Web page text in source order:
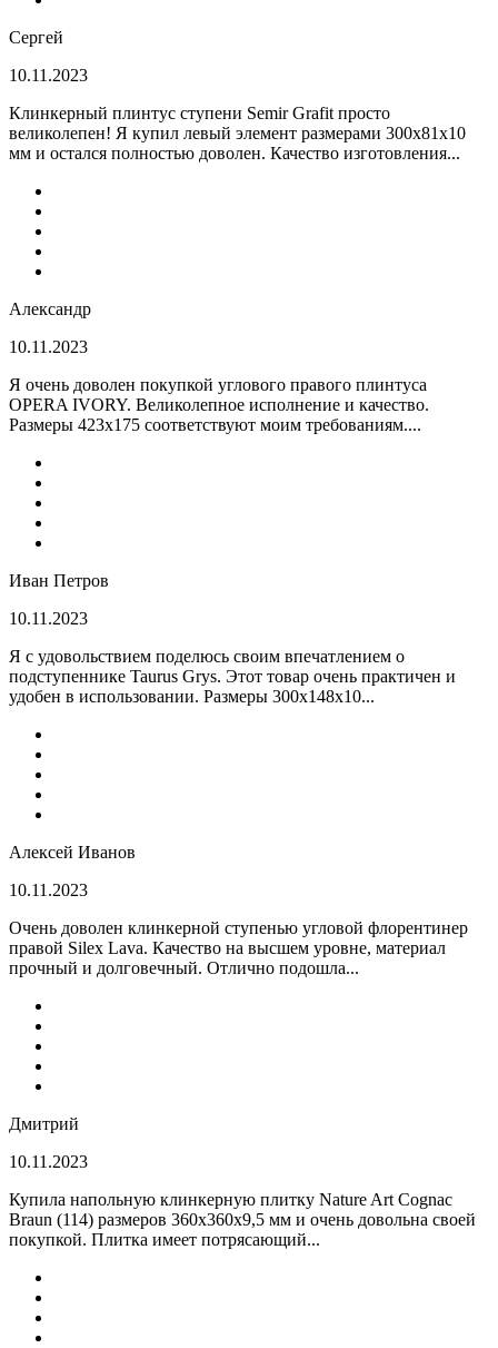
Сергей
10.11.2023
Клинкерный плинтус ступени Semir Grafit просто
великолепен! Я купил левый элемент размерами 300х81х10
мм и остался полностью доволен. Качество изготовления...
Александр
10.11.2023
Я очень доволен покупкой углового правого плинтуса
OPERA IVORY. Великолепное исполнение и качество.
Размеры 423х175 соответствуют моим требованиям....
Иван Петров
10.11.2023
Я с удовольствием поделюсь своим впечатлением о
подступеннике Taurus Grys. Этот товар очень практичен и
удобен в использовании. Размеры 300х148х10...
Алексей Иванов
10.11.2023
Очень доволен клинкерной ступенью угловой флорентинер
правой Silex Lava. Качество на высшем уровне, материал
прочный и долговечный. Отлично подошла...
Дмитрий
10.11.2023
Купила напольную клинкерную плитку Nature Art Cognac
Braun (114) размеров 360x360x9,5 мм и очень довольна своей
покупкой. Плитка имеет потрясающий...